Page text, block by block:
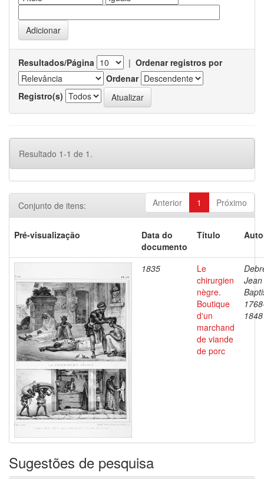
Resultados/Página | Ordenar registros por
Ordenar
Registro(s)
Resultado 1-1 de 1.
Anterior 1 Próximo
Conjunto de itens:
Pré-visualização
Data do
documento
Título
1835
Le
chirurgien
nègre.
Boutique
d'un
marchand
de viande
de porc
Jean
1848
Sugestões de pesquisa